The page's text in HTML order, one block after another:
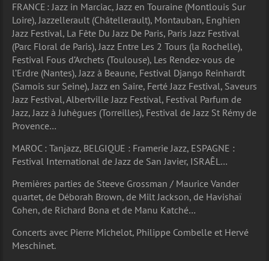
FRANCE : Jazz in Marciac, Jazz en Touraine (Montlouis Sur
Loire), Jazzellerault (Châtellerault), Montauban, Enghien
Jazz Festival, La Fête Du Jazz De Paris, Paris Jazz Festival
(Parc Floral de Paris), Jazz Entre Les 2 Tours (la Rochelle),
Festival Fous d’Archets (Toulouse), Les Rendez-vous de
l’Erdre (Nantes), Jazz à Beaune, Festival Django Reinhardt
(Samois sur Seine), Jazz en Saire, Ferté Jazz Festival, Saveurs
Jazz Festival, Albertville Jazz Festival, Festival Parfum de
Jazz, Jazz à Juhègues (Torreilles), Festival de Jazz St Rémy de
Provence…
MAROC : Tanjazz, BELGIQUE : Framerie Jazz, ESPAGNE :
Festival International de Jazz de San Javier, ISRAÊL…
Premières parties de Steeve Grossman / Maurice Vander
quartet, de Déborah Brown, de Milt Jackson, de Havishaï
Cohen, de Richard Bona et de Manu Katché…
Concerts avec Pierre Michelot, Philippe Combelle et Hervé
Meschinet.